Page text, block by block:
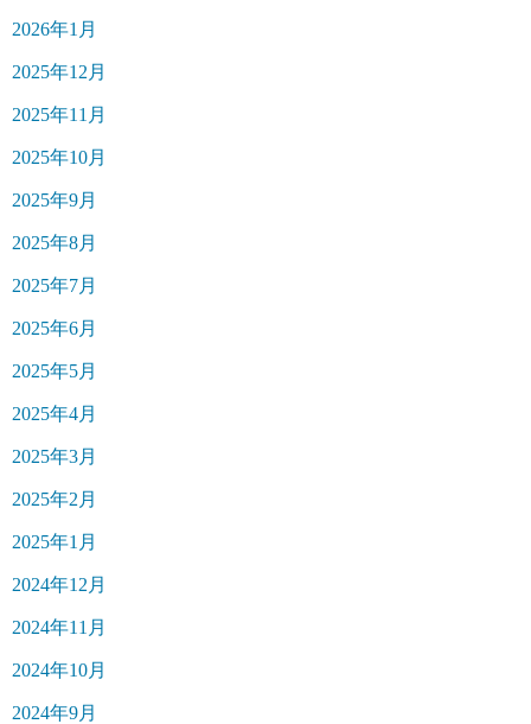
2026年1月
2025年12月
2025年11月
2025年10月
2025年9月
2025年8月
2025年7月
2025年6月
2025年5月
2025年4月
2025年3月
2025年2月
2025年1月
2024年12月
2024年11月
2024年10月
2024年9月